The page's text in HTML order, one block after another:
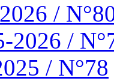
/
2026 /
/ N°78